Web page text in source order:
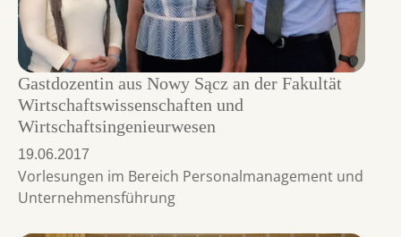
Gastdozentin aus Nowy Sącz an der Fakultät
Wirtschaftswissenschaften und
Wirtschaftsingenieurwesen
19.06.2017
Vorlesungen im Bereich Personalmanagement und
Unternehmensführung